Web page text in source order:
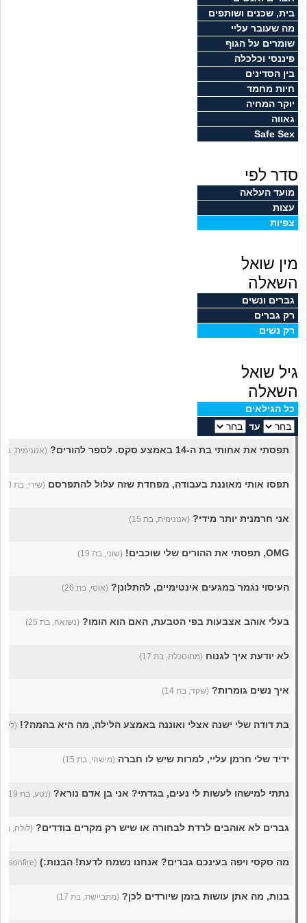
חיות מחמד
יוקר המחיה
בית, שכנים ושותפים
מה שעובר עליי
שומרים על הגוף
פיננסי וכלכלה
בין הסדינים
חיות מחמד
יוקר המחיה
גאווה
Safe Sex
סדר לפי
מועד העלאה
עצות
צפיות
מין שואל
השאלה
גברים ונשים
רק גברים
רק נשים
גיל שואל
השאלה
כל הגילאים
עד
תפסתי את אחותי בת ה-14 באמצע סקס. לספר להורים? (אנונימית, בת
תפסו אותי מאוננת בעבודה, מפחדת שזה עלול להתפרסם (שירי, בת 20)
אני חרמנית יותר מידי? (אנונימית, בת 15)
OMG, תפסתי את ההורים שלי שוכבים! (שוני, בת 19)
העיסוי נגמר במגעים אינטימיים, להתלונן? (אוסי, בת 26)
בעלי אוהב אצבעות בפי הטבעת, האם הוא הומו? (נשואה, בת 25)
לא יודעת איך לגנוח (מתוסכלת, בת 17)
איך נשים גומרות? (שקד, בת 14)
בת דודה שלי ישנה אצלי ואוננה באמצע הלילה, מה היא בהמה?!
ידיד שלי חרמן עליי, למרות שיש לו חברה (מישהי, בת 15)
נתתי למישהו לעשות לי נעים, בגדתי? אני בן אדם נורא? (נטע, בת 19)
גברים לא אוהבים לרדת לבחורה או שיש רק מקרים בודדים? (לולה, בת
מה סקסי ויפה בעינכם גברים? אנחנו נשמח לדעת! הבנות:) (girlisonfire, בת 23)
בנות, מה אתן עושות בזמן שיורדים לכן? (מתביישת, בת 17)